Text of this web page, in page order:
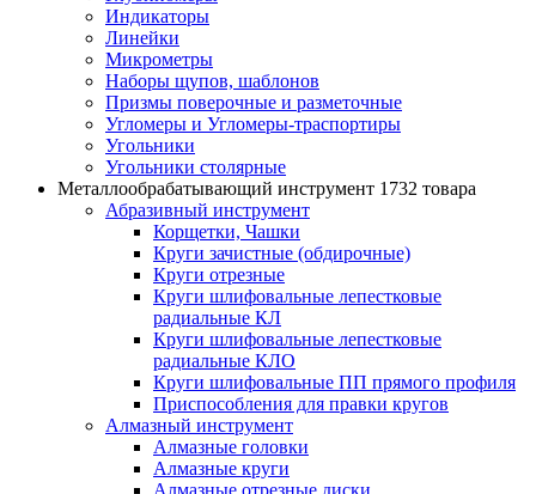
Индикаторы
Линейки
Микрометры
Наборы щупов, шаблонов
Призмы поверочные и разметочные
Угломеры и Угломеры-траспортиры
Угольники
Угольники столярные
Металлообрабатывающий инструмент 1732 товара
Абразивный инструмент
Корщетки, Чашки
Круги зачистные (обдирочные)
Круги отрезные
Круги шлифовальные лепестковые
радиальные КЛ
Круги шлифовальные лепестковые
радиальные КЛО
Круги шлифовальные ПП прямого профиля
Приспособления для правки кругов
Алмазный инструмент
Алмазные головки
Алмазные круги
Алмазные отрезные диски